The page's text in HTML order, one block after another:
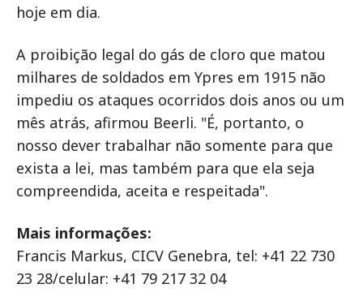
hoje em dia.
A proibição legal do gás de cloro que matou
milhares de soldados em Ypres em 1915 não
impediu os ataques ocorridos dois anos ou um
mês atrás, afirmou Beerli. "É, portanto, o
nosso dever trabalhar não somente para que
exista a lei, mas também para que ela seja
compreendida, aceita e respeitada".
Mais informações:
Francis Markus, CICV Genebra, tel: +41 22 730
23 28/celular: +41 79 217 32 04